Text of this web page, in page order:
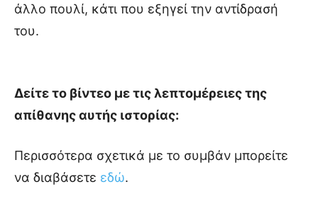
άλλο πουλί, κάτι που εξηγεί την αντίδρασή
του.
Δείτε το βίντεο με τις λεπτομέρειες της
απίθανης αυτής ιστορίας:
Περισσότερα σχετικά με το συμβάν μπορείτε
να διαβάσετε εδώ.